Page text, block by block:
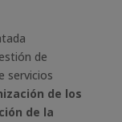
de
servicios
de los
de la